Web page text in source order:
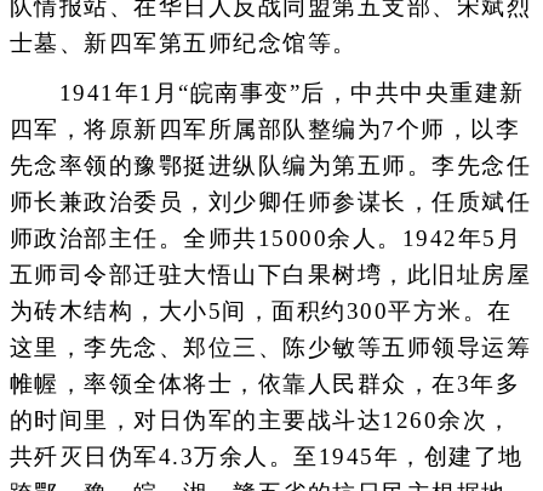
队情报站、在华日人反战同盟第五支部、宋斌烈
士墓、新四军第五师纪念馆等。
1941年1月“皖南事变”后，中共中央重建新
四军，将原新四军所属部队整编为7个师，以李
先念率领的豫鄂挺进纵队编为第五师。李先念任
师长兼政治委员，刘少卿任师参谋长，任质斌任
师政治部主任。全师共15000余人。1942年5月
五师司令部迁驻大悟山下白果树塆，此旧址房屋
为砖木结构，大小5间，面积约300平方米。在
这里，李先念、郑位三、陈少敏等五师领导运筹
帷幄，率领全体将士，依靠人民群众，在3年多
的时间里，对日伪军的主要战斗达1260余次，
共歼灭日伪军4.3万余人。至1945年，创建了地